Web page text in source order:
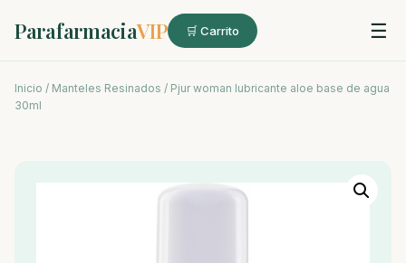
ParafarmaciaVIP 🛒 Carrito ☰
Inicio / Manteles Resinados / Pjur woman lubricante aloe base de agua
30ml